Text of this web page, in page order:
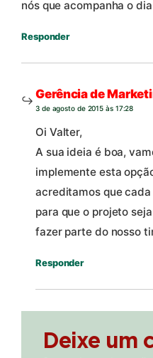
nós que acompanha o
Responder
Gerência de
3 de agosto de 2015 às 17:28
Oi Valter,
A sua ideia é boa,
implemente esta
acreditamos que
para que o projeto
fazer parte do nosso
Responder
Deixe um